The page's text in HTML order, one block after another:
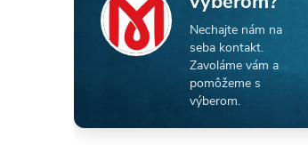
Nechajte nám na
seba kontakt.
Zavoláme vám a
pomôžeme s
výberom.